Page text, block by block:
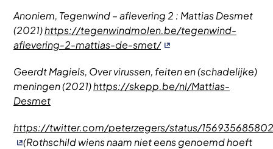
Anoniem, Tegenwind – aflevering 2 : Mattias Desmet
(2021)https://tegenwindmolen.be/tegenwind-
aflevering-2-mattias-de-smet/
Geerdt Magiels, Over virussen, feiten en (schadelijke)
meningen (2021)https://skepp.be/nl/Mattias-
Desmet
https://twitter.com/peterzegers/status/
(Rothschild wiens naam niet eens genoemd hoeft